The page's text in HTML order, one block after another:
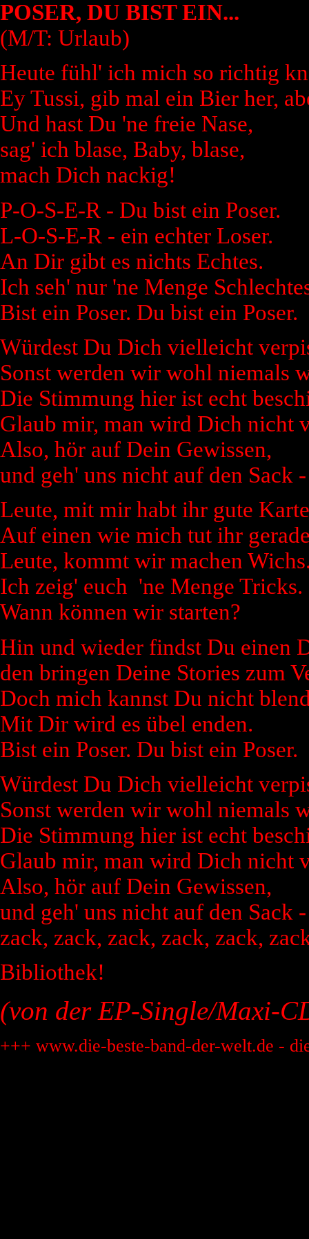
POSER, DU BIST EIN...
(M/T: Urlaub)
Heute fühl' ich mich so richtig
Ey Tussi, gib mal ein Bier her,
Und hast Du 'ne freie Nase,
sag' ich blase, Baby, blase,
mach Dich nackig!
P-O-S-E-R - Du bist ein Poser.
L-O-S-E-R - ein echter Loser.
An Dir gibt es nichts Echtes.
Ich seh' nur 'ne Menge
Bist ein Poser. Du bist ein Poser.
Würdest Du Dich vielleicht
Sonst werden wir wohl niemals
Die Stimmung hier ist echt
Glaub mir, man wird Dich nicht
Also, hör auf Dein Gewissen,
und geh' uns nicht auf den Sack
Leute, mit mir habt ihr gute
Auf einen wie mich tut ihr
Leute, kommt wir machen
Ich zeig' euch 'ne Menge Tricks.
Wann können wir starten?
Hin und wieder findst Du einen
den bringen Deine Stories zum
Doch mich kannst Du nicht
Mit Dir wird es übel enden.
Bist ein Poser. Du bist ein Poser.
Würdest Du Dich vielleicht
Sonst werden wir wohl niemals
Die Stimmung hier ist echt
Glaub mir, man wird Dich nicht
Also, hör auf Dein Gewissen,
und geh' uns nicht auf den Sack -
zack, zack, zack, zack, zack,
Bibliothek!
(von der EP-Single/Maxi-
+++ www.die-beste-band-der-welt.de -